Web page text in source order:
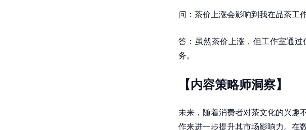
问：茶价上涨会影响到我在品茶工
答：虽然茶价上涨，但工作室通
务。
【内容策略师洞察】
未来，随着消费者对茶文化的兴趣
作来进一步提升其市场影响力。在